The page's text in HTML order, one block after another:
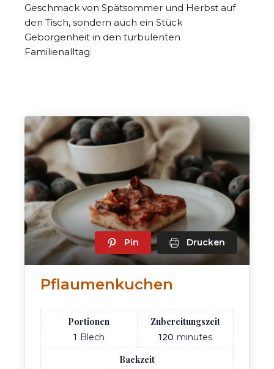
Geschmack von Spätsommer und Herbst auf
den Tisch, sondern auch ein Stück
Geborgenheit in den turbulenten
Familienalltag.
Pin Drucken
Pflaumenkuchen
Portionen
1 Blech
Zubereitungszeit
120 minutes
Backzeit